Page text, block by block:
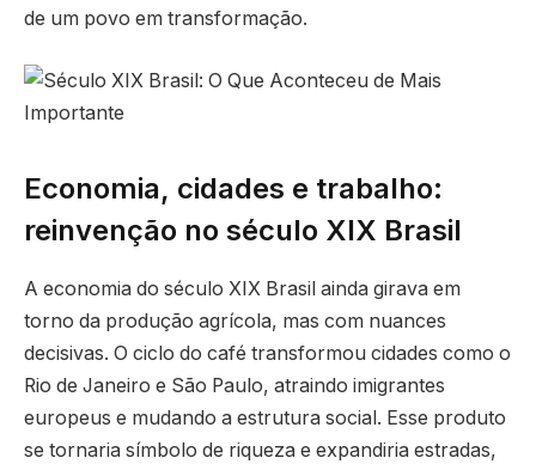
de um povo em transformação.
Economia, cidades e trabalho:
reinvenção no século XIX Brasil
A economia do século XIX Brasil ainda girava em
torno da produção agrícola, mas com nuances
decisivas. O ciclo do café transformou cidades como o
Rio de Janeiro e São Paulo, atraindo imigrantes
europeus e mudando a estrutura social. Esse produto
se tornaria símbolo de riqueza e expandiria estradas,